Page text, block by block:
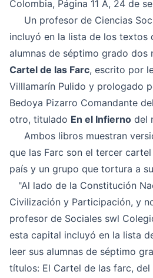
Colombia, Página 11 A, 24 de
Un profesor de Ciencias
incluyó en la lista de los textos
alumnas de séptimo grado dos
Cartel de las Farc, escrito por
Villlamarín Pulido y prologado
Bedoya Pizarro Comandante
otro, titulado En el Infierno del
Ambos libros muestran
que las Farc son el tercer
país y un grupo que tortura a
"Al lado de la Constitución
Civilización y Participación, y
profesor de Sociales swl
esta capital incluyó en la lista
leer sus alumnas de séptimo
títulos: El Cartel de las farc,